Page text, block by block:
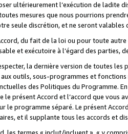
ultérieurement l’exécution de
mesures que nous pourrions
seule discrétion, et ne seront
du fait de la loi ou pour toute
et exécutoire à l’égard des parties,
la dernière version de toutes
outils, sous-programmes et
des Politiques du Programme.
présent Accord et l’accord que vous
le programme séparé. Le présent
et il supplante tous les accords et